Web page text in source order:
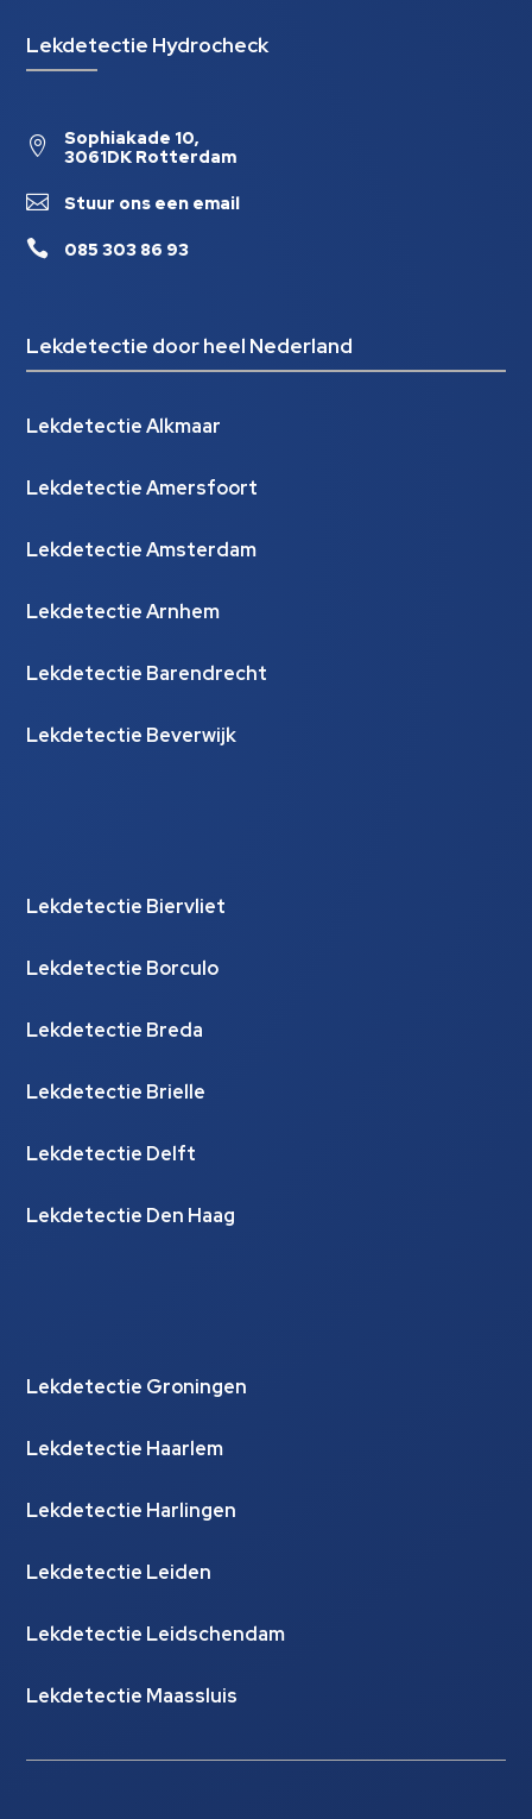
Lekdetectie Hydrocheck

Sophiakade 10,
3061DK Rotterdam
 Stuur ons een email
 085 303 86 93
Lekdetectie door heel Nederland
Lekdetectie Alkmaar
Lekdetectie Amersfoort
Lekdetectie Amsterdam
Lekdetectie Arnhem
Lekdetectie Barendrecht
Lekdetectie Beverwijk
Lekdetectie Biervliet
Lekdetectie Borculo
Lekdetectie Breda
Lekdetectie Brielle
Lekdetectie Delft
Lekdetectie Den Haag
Lekdetectie Groningen
Lekdetectie Haarlem
Lekdetectie Harlingen
Lekdetectie Leiden
Lekdetectie Leidschendam
Lekdetectie Maassluis